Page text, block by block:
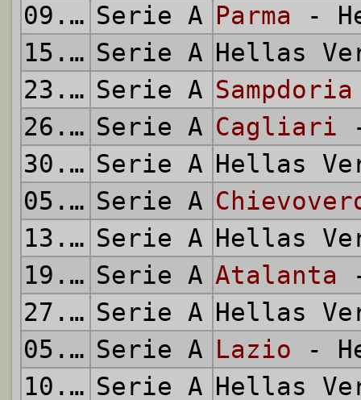
09.03.2014 Serie A Parma -
15.03.2014 Serie A Hellas
23.03.2014 Serie A Sampdoria
26.03.2014 Serie A Cagliari
30.03.2014 Serie A Hellas
05.04.2014 Serie A
13.04.2014 Serie A Hellas
19.04.2014 Serie A Atalanta
27.04.2014 Serie A Hellas
05.05.2014 Serie A Lazio -
10.05.2014 Serie A Hellas